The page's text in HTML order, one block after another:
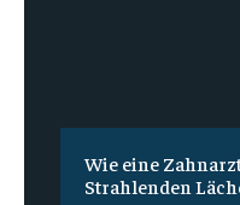
Wie eine
Strahlenden